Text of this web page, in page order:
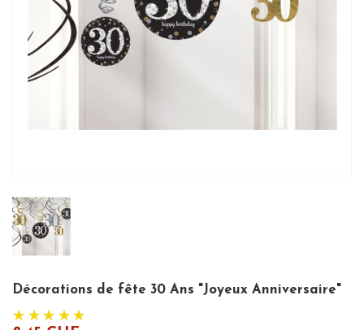
Décorations de fête 30 Ans "Joyeux Anniversaire"